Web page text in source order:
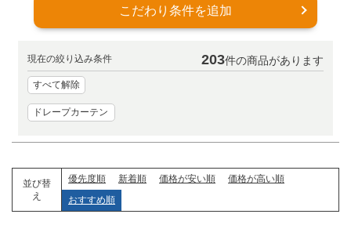
こだわり条件を追加
現在の絞り込み条件 203件の商品があります
すべて解除
ドレープカーテン
並び替
え
優先度順 新着順 価格が安い順
価格が高い順
おすすめ順